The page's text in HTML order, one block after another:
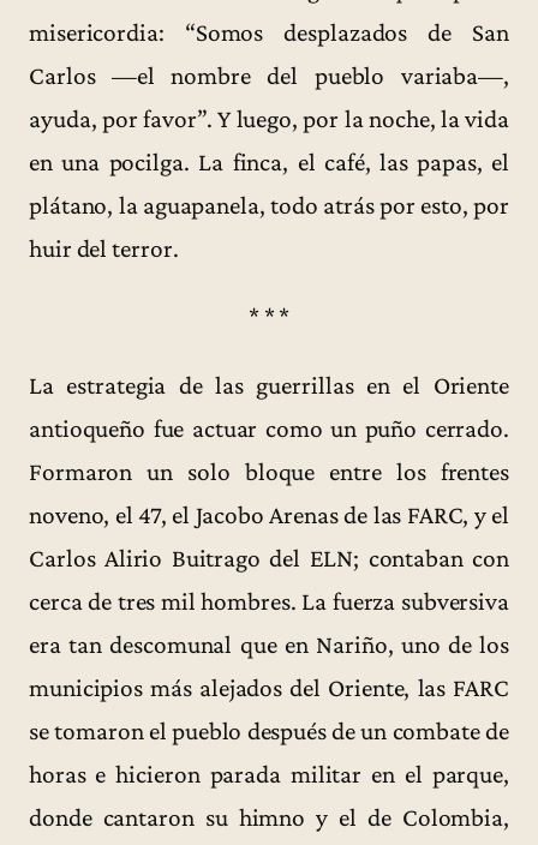
misericordia: “Somos desplazados de San
Carlos —el nombre del pueblo variaba—,
ayuda, por favor”. Y luego, por la noche, la vida
en una pocilga. La finca, el café, las papas, el
plátano, la aguapanela, todo atrás por esto, por
huir del terror.
* * *
La estrategia de las guerrillas en el Oriente
antioqueño fue actuar como un puño cerrado.
Formaron un solo bloque entre los frentes
noveno, el 47, el Jacobo Arenas de las FARC, y el
Carlos Alirio Buitrago del ELN; contaban con
cerca de tres mil hombres. La fuerza subversiva
era tan descomunal que en Nariño, uno de los
municipios más alejados del Oriente, las FARC
se tomaron el pueblo después de un combate de
horas e hicieron parada militar en el parque,
donde cantaron su himno y el de Colombia,